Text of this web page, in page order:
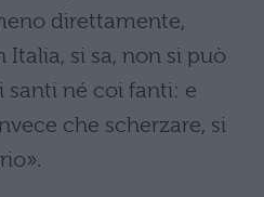
direttamente,
Italia, si sa, non si può
santi né coi fanti: e
che scherzare, si